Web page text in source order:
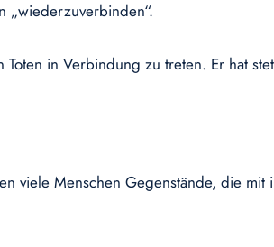
„wiederzuverbinden“.
in Verbindung zu treten. Er hat
viele Menschen Gegenstände, die